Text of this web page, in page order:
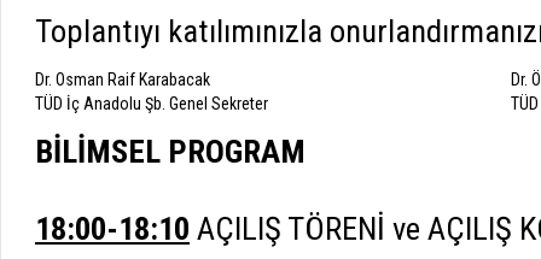
Toplantıyı katılımınızla
Dr. Osman Raif Karabacak
TÜD İç Anadolu Şb. Genel Sekreter
Dr.
BİLİMSEL PROGRAM
18:00-18:10 AÇILIŞ TÖRENİ ve AÇILIŞ